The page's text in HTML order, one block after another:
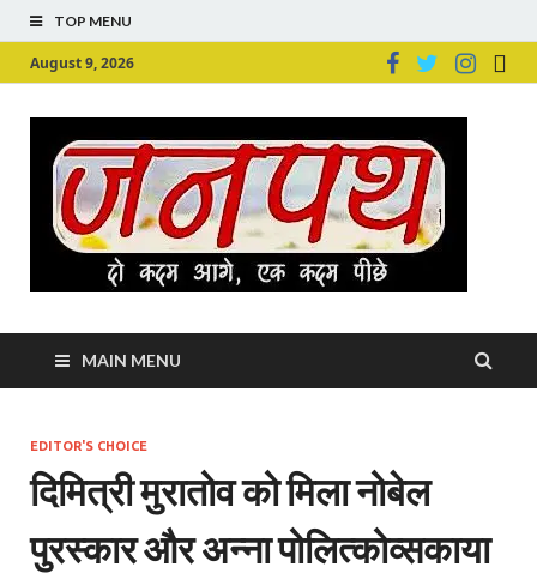
TOP MENU
August 9, 2026
MAIN MENU
EDITOR'S CHOICE
दिमित्री मुरातोव को मिला नोबेल
पुरस्कार और अन्ना पोलित्कोव्सकाया